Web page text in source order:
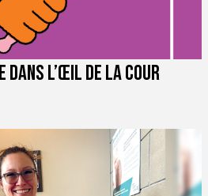
dans l’œil de la Cour